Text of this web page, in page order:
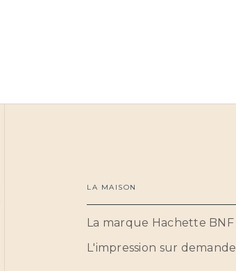
LA MAISON
La marque Hachette BNF
L'impression sur demande